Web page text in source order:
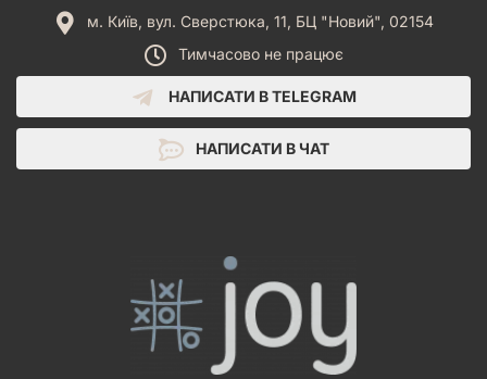
м. Київ, вул. Сверстюка, 11, БЦ "Новий", 02154
Тимчасово не працює
НАПИСАТИ В TELEGRAM
НАПИСАТИ В ЧАТ